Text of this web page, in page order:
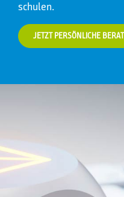
schulen.
JETZT PERSÖNLICHE